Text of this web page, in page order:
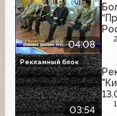
04:08
03:54
Рекламный блок